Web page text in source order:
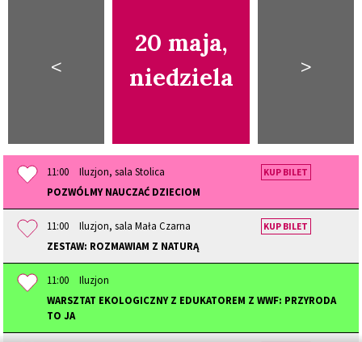
<
20 maja,
niedziela
>
11:00
Iluzjon, sala Stolica
POZWÓLMY NAUCZAĆ DZIECIOM
KUP BILET
11:00
Iluzjon, sala Mała Czarna
ZESTAW: ROZMAWIAM Z NATURĄ
KUP BILET
11:00
Iluzjon
WARSZTAT EKOLOGICZNY Z EDUKATOREM Z WWF: PRZYRODA
TO JA